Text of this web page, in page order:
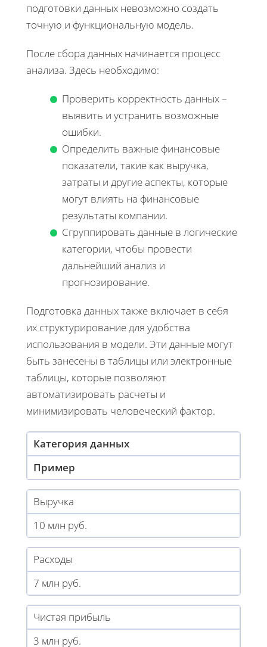
подготовки данных невозможно создать
точную и функциональную модель.
После сбора данных начинается процесс
анализа. Здесь необходимо:
Проверить корректность данных –
выявить и устранить возможные
ошибки.
Определить важные финансовые
показатели, такие как выручка,
затраты и другие аспекты, которые
могут влиять на финансовые
результаты компании.
Сгруппировать данные в логические
категории, чтобы провести
дальнейший анализ и
прогнозирование.
Подготовка данных также включает в себя
их структурирование для удобства
использования в модели. Эти данные могут
быть занесены в таблицы или электронные
таблицы, которые позволяют
автоматизировать расчеты и
минимизировать человеческий фактор.
Категория данных
Пример
Выручка
10 млн руб.
Расходы
7 млн руб.
Чистая прибыль
3 млн руб.